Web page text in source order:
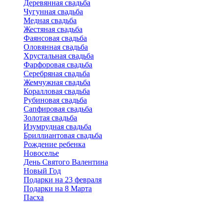
Деревянная свадьба
Чугунная свадьба
Медная свадьба
Жестяная свадьба
Фаянсовая свадьба
Оловянная свадьба
Хрустальная свадьба
Фарфоровая свадьба
Серебряная свадьба
Жемчужная свадьба
Коралловая свадьба
Рубиновая свадьба
Сапфировая свадьба
Золотая свадьба
Изумрудная свадьба
Бриллиантовая свадьба
Рождение ребенка
Новоселье
День Святого Валентина
Новый Год
Подарки на 23 февраля
Подарки на 8 Марта
Пасха